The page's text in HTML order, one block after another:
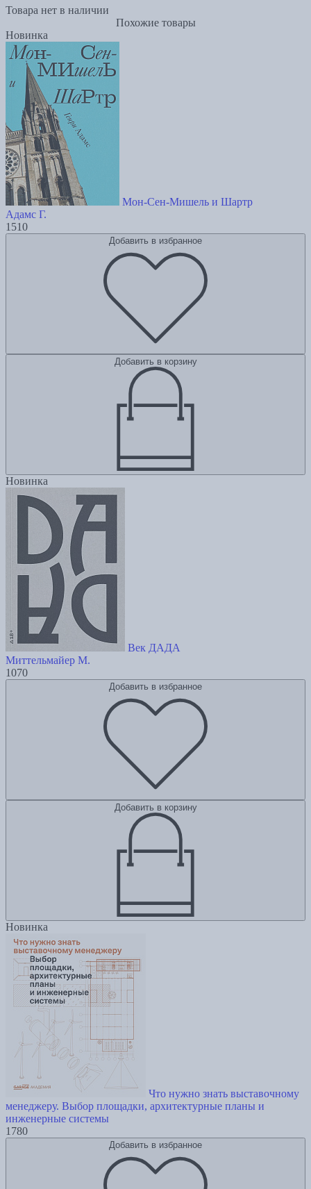
Товара нет в наличии
Похожие товары
Новинка
Мон-Сен-Мишель и Шартр
Адамс Г.
1510
Добавить в избранное
Добавить в корзину
Новинка
Век ДАДА
Миттельмайер М.
1070
Добавить в избранное
Добавить в корзину
Новинка
Что нужно знать выставочному
менеджеру. Выбор площадки, архитектурные планы и
инженерные системы
1780
Добавить в избранное